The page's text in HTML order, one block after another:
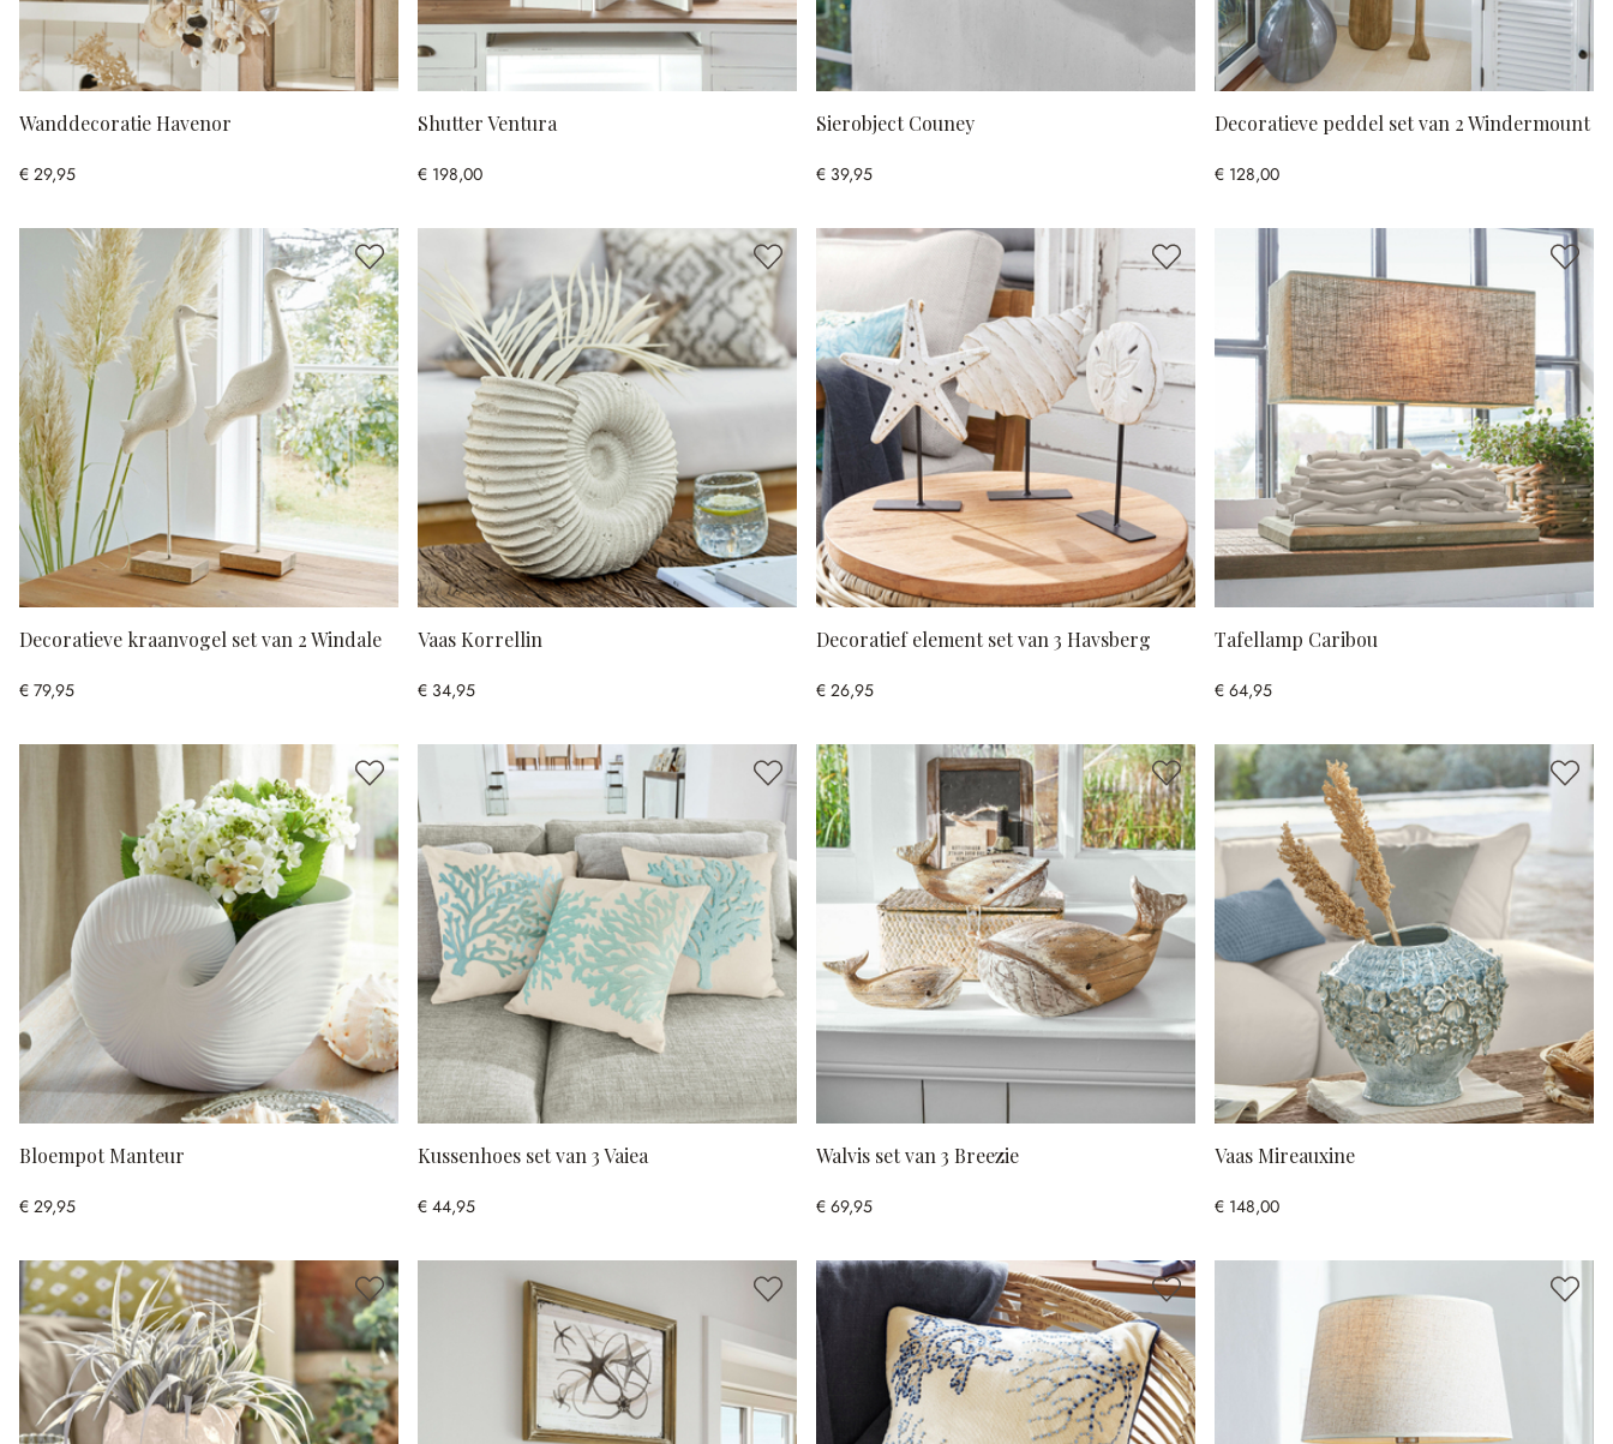
Wanddecoratie Havenor
€ 29,95
Shutter Ventura
€ 198,00
Sierobject Couney
€ 39,95
Decoratieve peddel set van 2 Windermount
€ 128,00
Decoratieve kraanvogel set van 2 Windale
€ 79,95
Vaas Korrellin
€ 34,95
Decoratief element set van 3 Havsberg
€ 26,95
Tafellamp Caribou
€ 64,95
Bloempot Manteur
€ 29,95
Kussenhoes set van 3 Vaiea
€ 44,95
Walvis set van 3 Breezie
€ 69,95
Vaas Mireauxine
€ 148,00